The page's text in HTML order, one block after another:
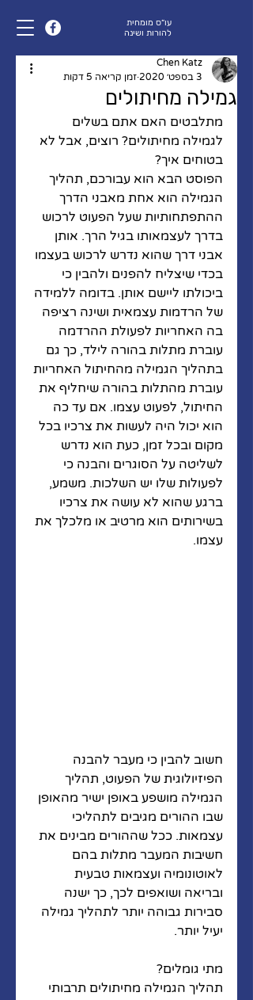
עו״ס מומחית
להורות ושינה
גמילה מחיתולים
Chen Katz
3 בספט׳ 2020
זמן קריאה 5 דקות
מתלבטים האם אתם בשלים
לגמילה מחיתולים? רוצים, אבל לא
בטוחים איך?
הפוסט הבא הוא עבורכם, תהליך
הגמילה הוא אחת מאבני הדרך
ההתפתחותיות שעל הפעוט לרכוש
בדרך לעצמאותו בגיל הרך. אותן
אבני דרך שהוא נדרש לרכוש בעצמו
בכדי שיצליח להפנים ולהבין כי
ביכולתו ליישם אותן. בדומה ללמידה
של הרדמות עצמאית ושינה רציפה
בה האחריות לפעולת ההרדמה
עוברת מתלות בהורה לילד, כך גם
בתהליך הגמילה מהחיתול האחריות
עוברת מהתלות בהורה שיחליף את
החיתול, לפעוט עצמו. אם עד כה
הוא יכול היה לעשות את צרכיו בכל
מקום ובכל זמן, כעת הוא נדרש
לשליטה על הסוגרים והבנה כי
לפעולות שלו יש השלכות. משמע,
ברגע שהוא לא עושה את צרכיו
בשירותים הוא מרטיב או מלכלך את
עצמו.
חשוב להבין כי מעבר להבנה
הפיזיולוגית של הפעוט, תהליך
הגמילה מושפע באופן ישיר מהאופן
שבו ההורים מגיבים לתהליכי
עצמאות. ככל שההורים מבינים את
חשיבות המעבר מתלות בהם
לאוטונומיה ועצמאות טבעית
ובריאה ושואפים לכך, כך ישנה
סבירות גבוהה יותר לתהליך גמילה
יעיל יותר.
מתי גומלים?
תהליך הגמילה מחיתולים תרבותי